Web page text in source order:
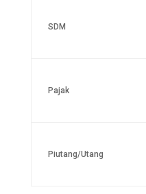
SDM
Pajak
Piutang/Utang